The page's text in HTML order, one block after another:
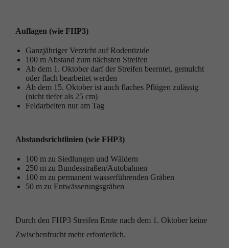
Auflagen (wie FHP3)
Ganzjähriger Verzicht auf Rodentizide
100 m Abstand zum nächsten Streifen
Ab dem 1. Oktober darf der Streifen beerntet, gemulcht
oder flach bearbeitet werden
Ab dem 15. Oktober ist auch flaches Pflügen zulässig
(nicht tiefer als 25 cm)
Feldarbeiten nur am Tag
Abstandsrichtlinien (wie FHP3)
100 m zu Siedlungen und Wäldern
250 m zu Bundesstraßen/Autobahnen
100 m zu permanent wasserführenden Gräben
50 m zu Entwässerungsgräben
Durch den FHP3 Streifen Ernte nach dem 1. Oktober keine
Zwischenfrucht mehr erforderlich.